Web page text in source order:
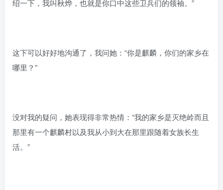
绍一下，我叫秋烨，也就是你口中这些卫兵们的领袖。”
这下可以好好地沟通了，我问她：“你是麒麟，你们的家乡在
哪里？”
没对我的疑问，她表现得非常热情：“我的家乡是灭绝岭而且
那里有一个麒麟村以及我从小到大在那里跟随着女族长生
活。”